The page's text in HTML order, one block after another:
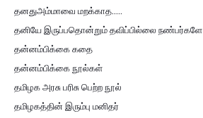
தனதுஅம்மாவை மறக்காத.....
தனியே இருப்பதொன்றும் தவிப்பில்லை நண்பர்களே
தன்னம்பிக்கை கதை
தன்னம்பிக்கை நூல்கள்
தமிழக அரசு பரிசு பெற்ற நூல்
தமிழகத்தின் இரும்பு மனிதர்